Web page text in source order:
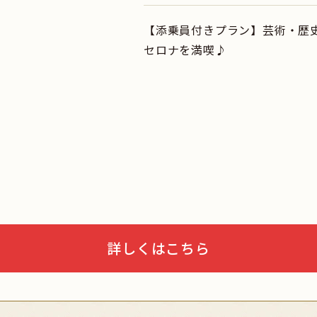
【添乗員付きプラン】芸術・
セロナを満喫♪
詳しくはこちら